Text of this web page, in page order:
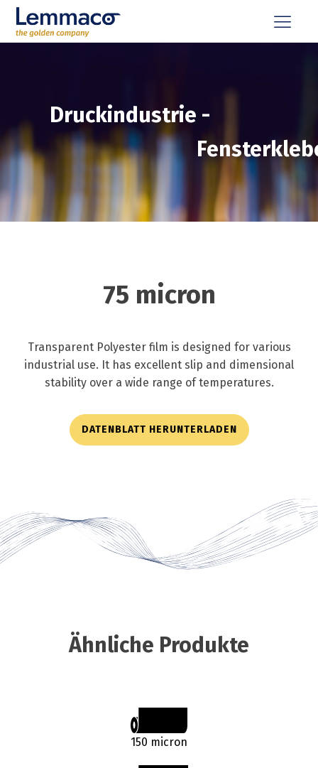
Druckindustrie -
75 micron
Transparent Polyester film is designed for various
industrial use. It has excellent slip and dimensional
stability over a wide range of temperatures.
DATENBLATT HERUNTERLADEN
Ähnliche Produkte
150 micron